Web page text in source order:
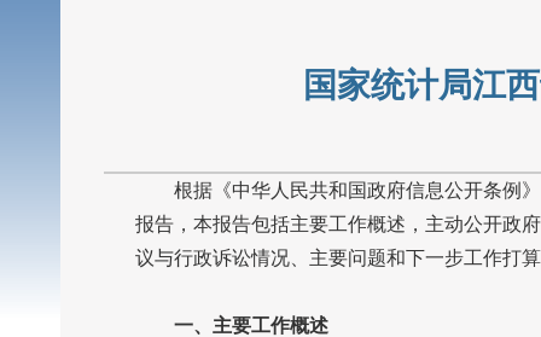
国家统计局江
根据《中华人民共和国政府信息公开条例》
报告，本报告包括主要工作概述，主动公开政
议与行政诉讼情况、主要问题和下一步工作打
一、主要工作概述